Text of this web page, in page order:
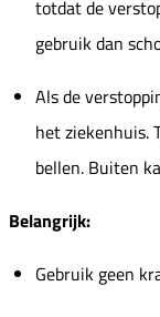
totdat de
gebruik dan
Als de
het ziekenhuis.
bellen. Buiten
Belangrijk:
Gebruik geen